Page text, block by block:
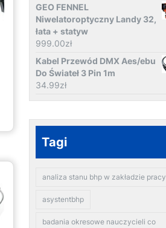
GEO FENNEL
Niwelatoroptyczny Landy 32,
łata + statyw
999.00zł
Kabel Przewód DMX Aes/ebu
Do Świateł 3 Pin 1m
34.99zł
Tagi
analiza stanu bhp w zakładzie pracy
asystentbhp
badania okresowe nauczycieli co